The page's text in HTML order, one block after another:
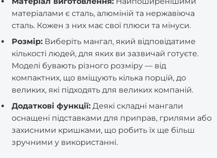
матеріалами є сталь, алюміній та нержавіюча
сталь. Кожен з них має свої плюси та мінуси.
Розмір: Виберіть мангал, який відповідатиме
кількості людей, для яких ви зазвичай готуєте.
Моделі бувають різного розміру — від
компактних, що вміщують кілька порцій, до
великих, які підходять для великих компаній.
Додаткові функції: Деякі складні мангали
оснащені підставками для приправ, грилями або
захисними кришками, що робить їх ще більш
зручними у використанні.